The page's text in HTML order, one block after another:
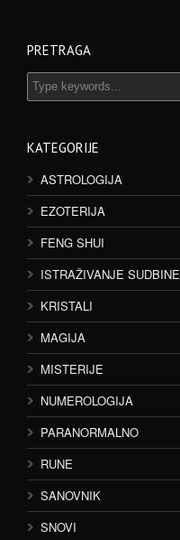
PRETRAGA
KATEGORIJE
ASTROLOGIJA
EZOTERIJA
FENG SHUI
ISTRAŽIVANJE SUDBINE
KRISTALI
MAGIJA
MISTERIJE
NUMEROLOGIJA
PARANORMALNO
RUNE
SANOVNIK
SNOVI